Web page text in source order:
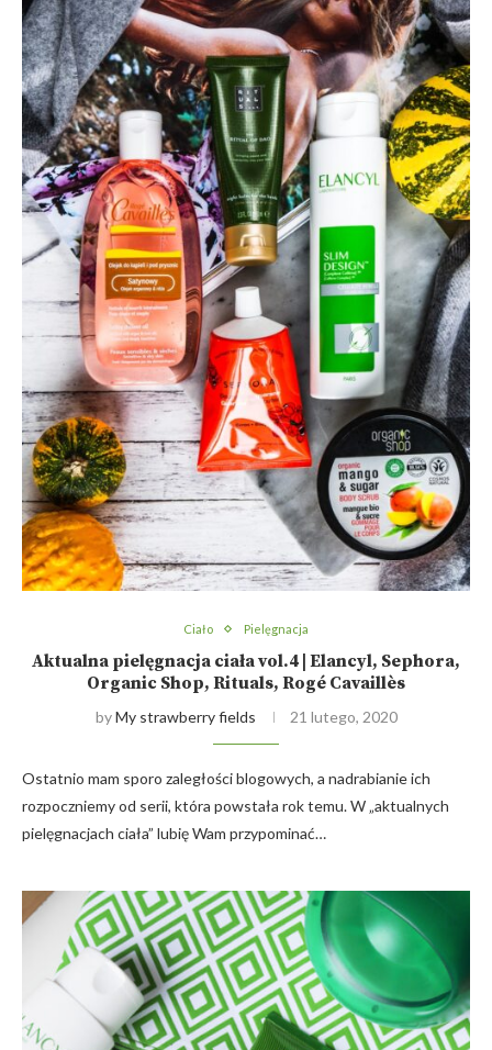
Ciało Pielęgnacja
Aktualna pielęgnacja ciała vol.4 | Elancyl, Sephora,
Organic Shop, Rituals, Rogé Cavaillès
byMy strawberry fields 21 lutego, 2020
Ostatnio mam sporo zaległości blogowych, a nadrabianie ich
rozpoczniemy od serii, która powstała rok temu. W „aktualnych
pielęgnacjach ciała” lubię Wam przypominać…